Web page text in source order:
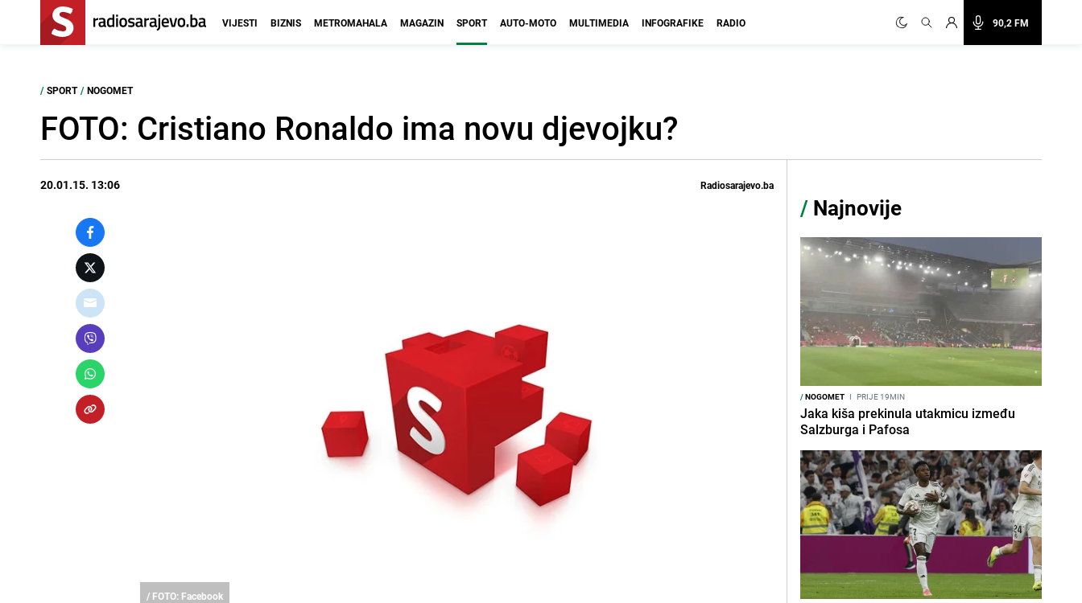
90,2 FM
VIJESTI BIZNIS METROMAHALA MAGAZIN SPORT AUTO-MOTO MULTIMEDIA INFOGRAFIKE RADIO
/ SPORT / NOGOMET
FOTO: Cristiano Ronaldo ima novu djevojku?
20.01.15. 13:06 Radiosarajevo.ba
/ FOTO: Facebook
/ Najnovije
/NOGOMET I PRIJE 19MIN
Jaka kiša prekinula utakmicu između
Salzburga i Pafosa